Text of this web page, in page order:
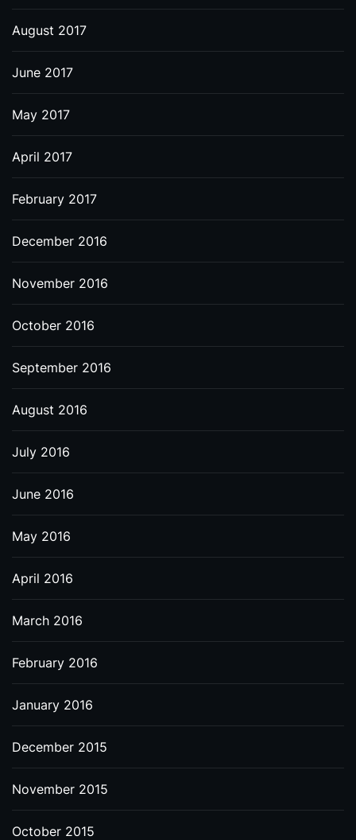
August 2017
June 2017
May 2017
April 2017
February 2017
December 2016
November 2016
October 2016
September 2016
August 2016
July 2016
June 2016
May 2016
April 2016
March 2016
February 2016
January 2016
December 2015
November 2015
October 2015